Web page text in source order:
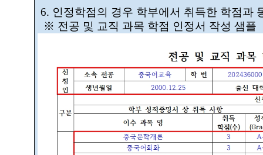
6. 인정학점의 경우 학부에서 취득한 학점과
※ 전공 및 교직 과목 학점 인정서 작성 샘플